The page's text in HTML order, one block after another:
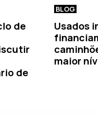
de
de
BLOG
Usados
maior